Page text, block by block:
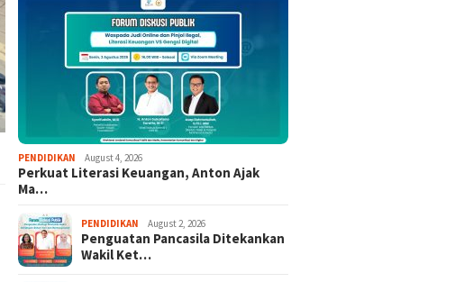
PENDIDIKAN August 4, 2026
Perkuat Literasi Keuangan, Anton Ajak
Ma…
PENDIDIKAN August 2, 2026
Penguatan Pancasila Ditekankan
Wakil Ket…